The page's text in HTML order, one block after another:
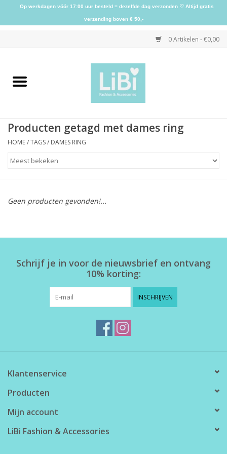
0 Artikelen - €0,00
Home
Schoenen
Herensokken
Producten getagd met dames ring
HOME/TAGS/ DAMES RING
Geen producten gevonden!...
Schrijf je in voor de nieuwsbrief en ontvang
10% korting:
INSCHRIJVEN
Klantenservice
Producten
Mijn account
LiBi Fashion & Accessories
Op werkdagen vóór 17:00 uur besteld = dezelfde dag verzonden ♡ Altijd gratis
verzending boven € 50,-